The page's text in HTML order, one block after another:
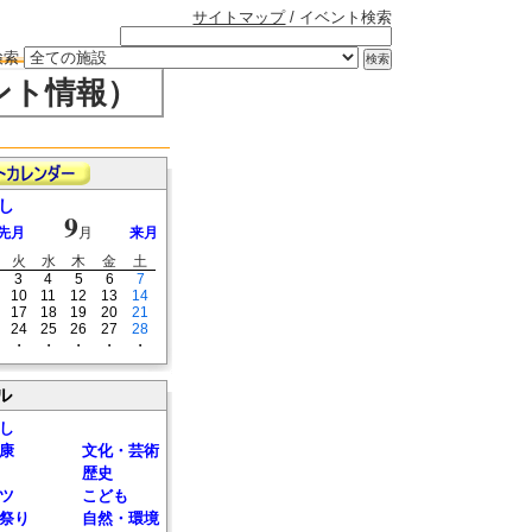
サイトマップ/ イベント検索
索
情報）
月 9月
来月
火
水 木 金
土
3
4 5 6
7
10
11 12 13
14
17
18 19 20
21
24
25 26 27
28
・
・ ・ ・ ・
文化・芸術
歴史
こども
り
自然・環境